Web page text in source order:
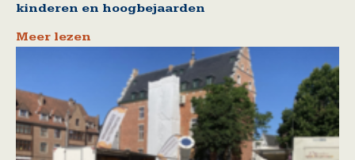
kinderen en hoogbejaarden
Meer lezen